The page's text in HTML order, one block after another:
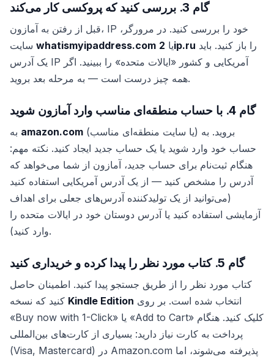
گام 3. بررسی کنید که پروکسی کار می‌کند
قبل از رفتن به آمازون، IP خود را بررسی کنید. در مرورگر،
whatismyipaddress.com یا2ip.ru
یک آدرس IP آمریکایی و کشور «ایالات متحده» را ببینید. اگر
همه چیز درست است — به مرحله بعد بروید.
گام 4. با حساب منطقه‌ای مناسب وارد آمازون شوید
amazon.com (یا سایت منطقه‌ای مناسب) بروید. به
حساب خود وارد شوید یا یک حساب جدید ایجاد کنید. نکته مهم:
هنگام ثبت‌نام برای حساب جدید، آمازون از شما می‌خواهد که
آدرس را مشخص کنید — از یک آدرس آمریکایی استفاده کنید
(می‌توانید از یک تولیدکننده آدرس‌های جعلی برای اهداف
آزمایشی استفاده کنید یا آدرس دوستان خود در ایالات متحده را
وارد کنید).
گام 5. کتاب مورد نظر را پیدا کرده و خریداری کنید
کتاب مورد نظر را از طریق جستجو پیدا کنید. اطمینان حاصل
Kindle Edition
«Buy now with 1-Click» یا «Add to Cart» کلیک کنید. هنگام
پرداخت به کارت نیاز دارید: بسیاری از کارت‌های بین‌المللی
(Visa, Mastercard) در Amazon.com پذیرفته می‌شوند، اما